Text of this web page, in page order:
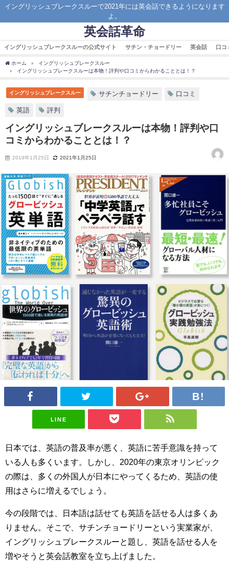
イングリッシュブレークスルーで2021年には英会話できるようになります
よ。
英会話革命
イングリッシュブレークスルーの公式サイト サチン・チョードリー 英会話 口コ
ホーム
イングリッシュブレークスルー
イングリッシュブレークスルーは本物！評判や口コミからわかることとは！？
イングリッシュブレークスルー サチンチョードリー 口コミ
英語 評判
イングリッシュブレークスルーは本物！評判や口
コミからわかることとは！？
2019年1月25日 2021年1月25日
LINE
日本では、英語の普及率が悪く、英語に苦手意識を持って
いる人も多くいます。しかし、2020年の東京オリンピック
の際は、多くの外国人が日本にやってくるため、英語の使
用はさらに増えるでしょう。
今の段階では、日本語は話せても英語を話せる人は多くあ
りません。そこで、サチンチョードリーという実業家が、
イングリッシュブレークスルーと題し、英語を話せる人を
増やそうと英会話教室を立ち上げました。